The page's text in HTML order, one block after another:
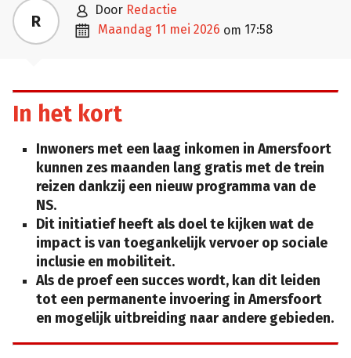
R  door Redactie
 maandag 11 mei 2026 om 17:58
In het kort
Inwoners met een laag inkomen in Amersfoort
kunnen zes maanden lang gratis met de trein
reizen dankzij een nieuw programma van de
NS.
Dit initiatief heeft als doel te kijken wat de
impact is van toegankelijk vervoer op sociale
inclusie en mobiliteit.
Als de proef een succes wordt, kan dit leiden
tot een permanente invoering in Amersfoort
en mogelijk uitbreiding naar andere gebieden.